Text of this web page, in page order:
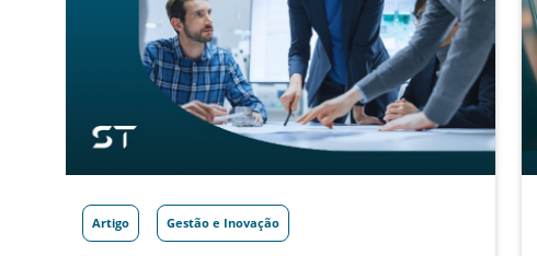
Artigo Gestão e Inovação